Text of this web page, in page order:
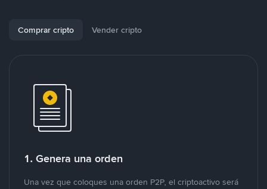
Comprar cripto Vender cripto
1. Genera una orden
Una vez que coloques una orden P2P, el criptoactivo será